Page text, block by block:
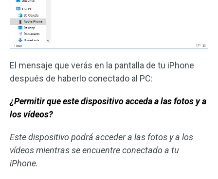
El mensaje que verás en la pantalla de tu iPhone
después de haberlo conectado al PC:
¿Permitir que este dispositivo acceda a las fotos y a
los vídeos?
Este dispositivo podrá acceder a las fotos y a los
vídeos mientras se encuentre conectado a tu
iPhone.